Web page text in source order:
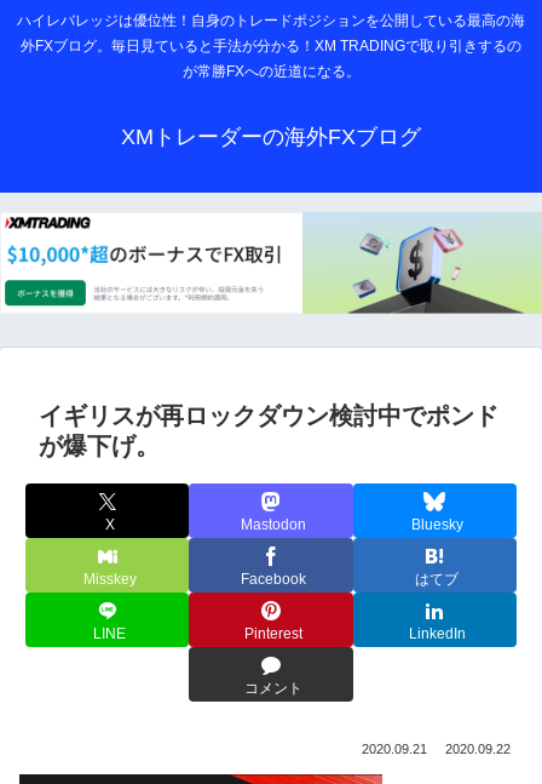
ハイレバレッジは優位性！自身のトレードポジションを公開している最高の海
外FXブログ。毎日見ていると手法が分かる！XM TRADINGで取り引きするの
が常勝FXへの近道になる。
XMトレーダーの海外FXブログ
イギリスが再ロックダウン検討中でポンド
が爆下げ。
X Mastodon Bluesky
Misskey Facebook はてブ
LINE Pinterest LinkedIn
コメント
2020.09.21 2020.09.22